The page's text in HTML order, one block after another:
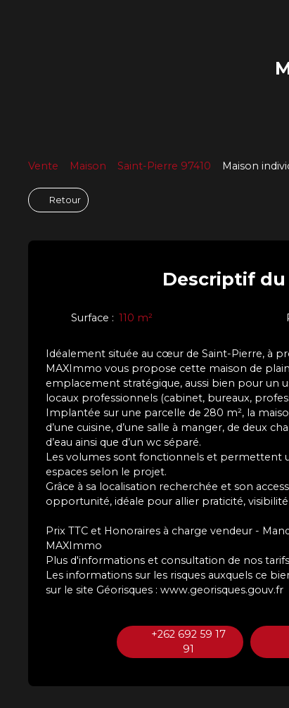
Vente Maison Saint-Pierre 97410 Maison
Retour
Descriptifdu
Surface : 110 m²
Idéalement située au cœur de Saint-Pierre, à
MAXImmo vous propose cette maison de
emplacement stratégique, aussi bien pour un
locaux professionnels (cabinet, bureaux,
Implantée sur une parcelle de 280 m², la
d’une cuisine, d’une salle à manger, de deux
d’eau ainsi que d’un wc séparé.
Les volumes sont fonctionnels et permettent
espaces selon le projet.
Grâce à sa localisation recherchée et son
opportunité, idéale pour allier praticité,
Prix TTC et Honoraires à charge vendeur -
MAXImmo
Plus d'informations et consultation de nos
Les informations sur les risques auxquels ce
sur le site Géorisques : www.georisques.gouv.fr
+262 692 59 17
91